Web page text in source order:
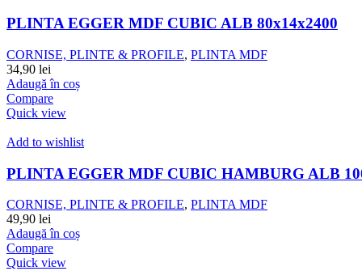
PLINTA EGGER MDF CUBIC ALB 80x14x2400
CORNISE, PLINTE & PROFILE, PLINTA MDF
34,90 lei
Adaugă în coș
Compare
Quick view
Add to wishlist
PLINTA EGGER MDF CUBIC HAMBURG ALB
CORNISE, PLINTE & PROFILE, PLINTA MDF
49,90 lei
Adaugă în coș
Compare
Quick view